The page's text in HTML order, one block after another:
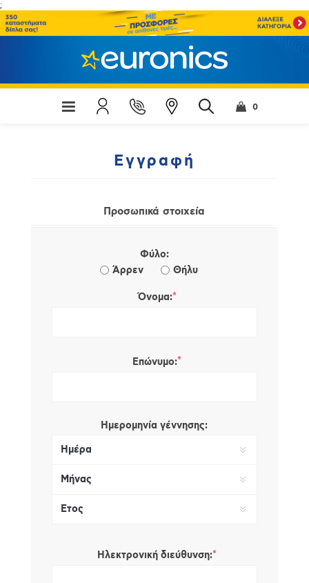
;
0
Εγγραφή
Προσωπικά στοιχεία
Φύλο:
Άρρεν
Θήλυ
Όνομα:*
Επώνυμο:*
Ημερομηνία γέννησης:
Ηλεκτρονική διεύθυνση:*